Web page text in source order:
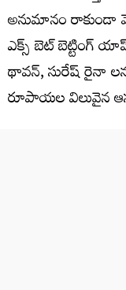
అనుమానం రాకుండా
ఎక్స్ బెట్ బెట్టింగ్
థావన్, సురేష్ రైనా
రూపాయల విలువైన